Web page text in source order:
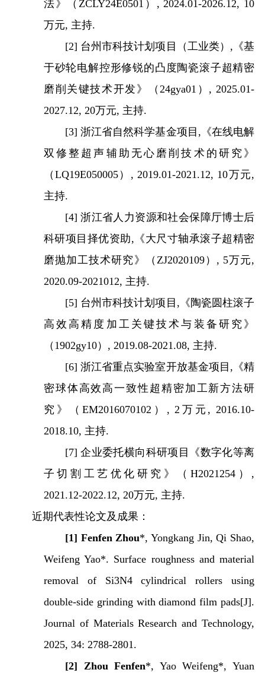
法》（ ZCLY24E0501 ） , 2024.01-2026.12, 10
万元, 主持.
[2] 台州市科技计划项目（工业类） , 《基
于砂轮电解控形修锐的凸度陶瓷滚子超精密
磨削关键技术开发》（ 24gya01 ） , 2025.01-
2027.12, 20万元, 主持.
[3] 浙江省自然科学基金项目 , 《在线电解
双修整超声辅助无心磨削技术的研究》
（LQ19E050005 ） , 2019.01-2021.12, 10万元,
主持.
[4]浙江省人力资源和社会保障厅博士后
科研项目择优资助, 《大尺寸轴承滚子超精密
磨抛加工技术研究 》 （ ZJ2020109） , 5万元,
2020.09-2021012, 主持.
[5] 台州市科技计划项目 , 《陶瓷圆柱滚子
高效高精度加工关键技术与装备研究 》
（ 1902gy10） , 2019.08-2021 .08, 主持.
[6] 浙江省重点实验室开放基金项目 , 《精
密球体高效高一致性超精密加工新方法研
究 》 （EM2016070102 ） , 2 万元 , 2016.10-
2018.10, 主持.
[7]企业委托横向科研项目《数字化等离
子切割工艺优化研究》（ H2021254） ,
2021.12-2022.12, 20万元, 主持.
近期代表性论文及成果：
[1] Fenfen Zhou*, Yongkang Jin, Qi Shao,
Weifeng Yao*. Surface roughness and material
removal of Si3N4 cylindrical rollers using
double-side grinding with diamond film pads[J].
Journal of Materials Research and Technology,
2025, 34: 2788-2801.
[2] Zhou Fenfen*, Yao Weifeng*, Yuan